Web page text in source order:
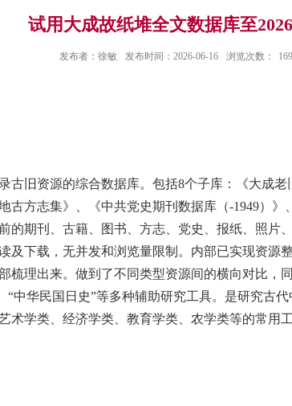
试用大成故纸堆全文数据库至
发布者：徐敏 发布时间：2026-06-16 浏览次数： 169
旧资源的综合数据库。包括8个子库：《大成老
古方志集》、《中共党史期刊数据库（-1949）
的期刊、古籍、图书、方志、党史、报纸、照片
及下载，无并发和浏览量限制。内部已实现资
梳理出来。做到了不同类型资源间的横向对比，
“中华民国日史”等多种辅助研究工具。是研究古
术学类、经济学类、教育学类、农学类等的常用工